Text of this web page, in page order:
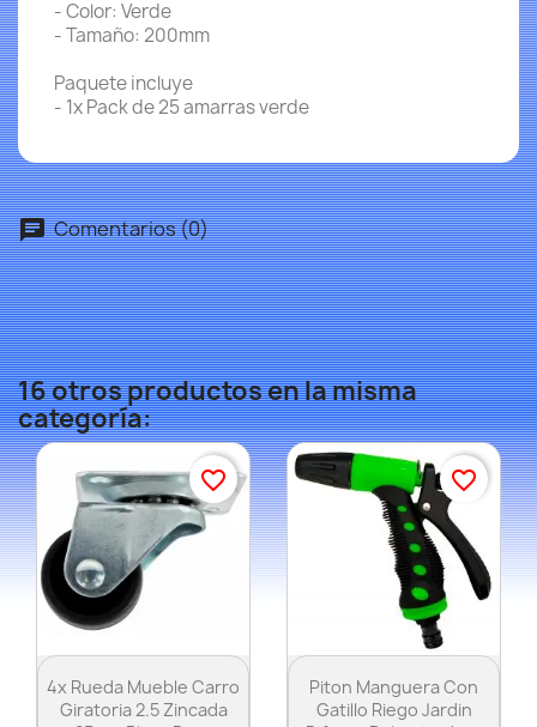
- Color: Verde
- Tamaño: 200mm
Paquete incluye
- 1x Pack de 25 amarras verde
Comentarios (0)
16 otros productos en la misma
categoría:
Vista rápida
4x Rueda Mueble Carro
Giratoria 2.5 Zincada
favorite_border
 Vista rápida
Piton Manguera Con
Gatillo Riego Jardin
favorite_border
Crear lista de deseos ×